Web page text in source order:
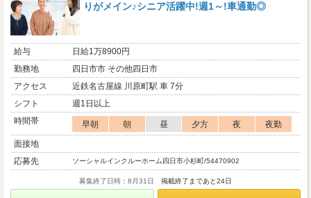
りがメイン♪シニア活躍中!週1～!車通勤◎
給与
日給1万8900円
勤務地
四日市市 その他四日市
アクセス
近鉄名古屋線 川原町駅 車 7分
シフト
週1日以上
時間帯
早朝 朝 昼 夕方 夜
夜勤
面接地
応募先
ソーシャルインクルーホーム四日市小杉町/54470902
募集終了日時：8月31日 掲載終了まであと24日